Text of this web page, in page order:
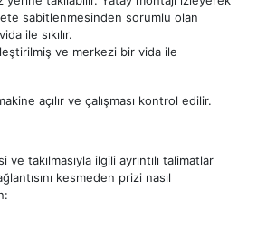
sabitlenmesinden sorumlu olan
ile sıkılır.
ve merkezi bir vida ile
açılır ve çalışması kontrol edilir.
takılmasıyla ilgili ayrıntılı talimatlar
kesmeden prizi nasıl